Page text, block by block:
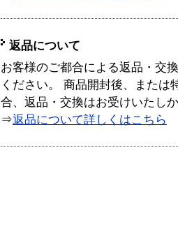
返品について
お客様のご都合による返品・交
ください。 商品開封後、または
合、返品・交換はお受けいたし
⇒返品について詳しくはこちら